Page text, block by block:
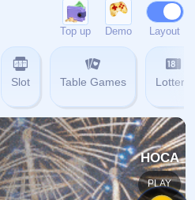
错误
不到该页面